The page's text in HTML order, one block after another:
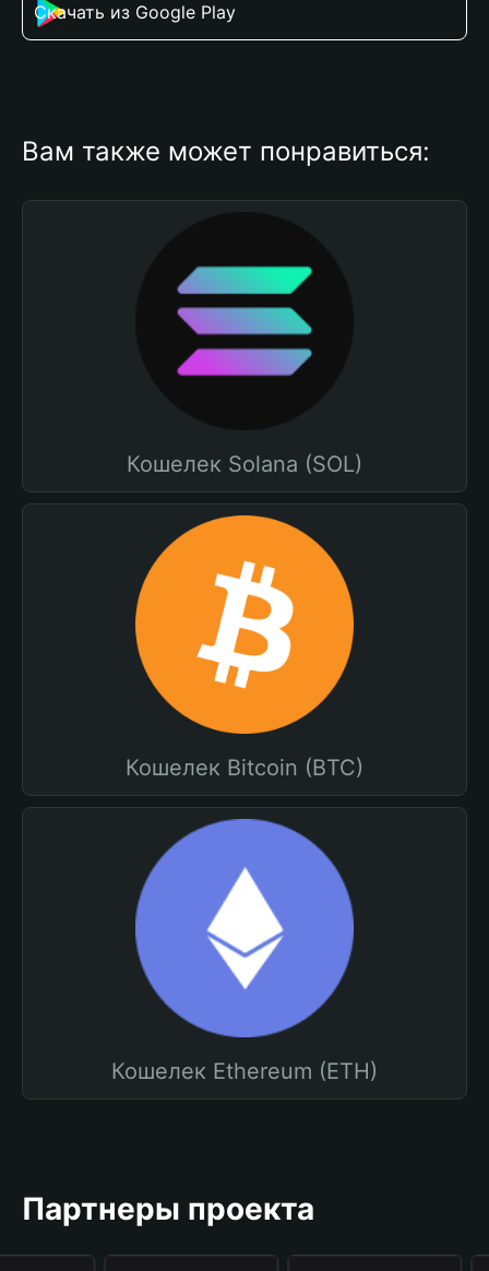
Скачать из Google Play
Вам также может понравиться:
Кошелек Solana (SOL)
Кошелек Bitcoin (BTC)
Кошелек Ethereum (ETH)
Партнеры проекта